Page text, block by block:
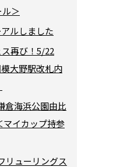
＞
ルしました
再び！5/22
大野駅改札内
倉海浜公園由比
マイカップ持参
リューリングス